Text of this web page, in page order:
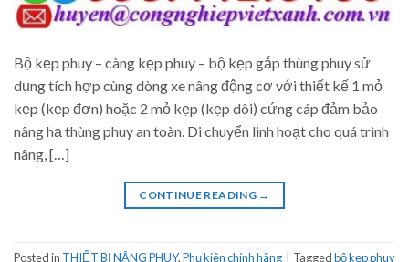
Bộ kẹp phuy – càng kẹp phuy – bộ kẹp gắp thùng phuy sử
dụng tích hợp cùng dòng xe nâng động cơ với thiết kế 1 mỏ
kẹp (kẹp đơn) hoặc 2 mỏ kẹp (kẹp dôi) cứng cáp đảm bảo
nâng hạ thùng phuy an toàn. Di chuyển linh hoạt cho quá trình
nâng, […]
CONTINUE READING →
Posted in THIẾT BỊ NÂNG PHUY,Phụ kiện chính hãng Taggedbộ kẹp phuy